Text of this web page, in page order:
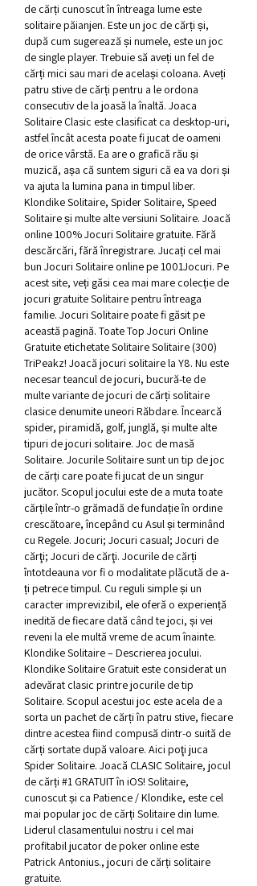
de cărți cunoscut în întreaga lume este
solitaire păianjen. Este un joc de cărți și,
după cum sugerează și numele, este un joc
de single player. Trebuie să aveți un fel de
cărți mici sau mari de același coloana. Aveți
patru stive de cărți pentru a le ordona
consecutiv de la joasă la înaltă. Joaca
Solitaire Clasic este clasificat ca desktop-uri,
astfel încât acesta poate fi jucat de oameni
de orice vârstă. Ea are o grafică rău și
muzică, așa că suntem siguri că ea va dori și
va ajuta la lumina pana in timpul liber.
Klondike Solitaire, Spider Solitaire, Speed
Solitaire și multe alte versiuni Solitaire. Joacă
online 100% Jocuri Solitaire gratuite. Fără
descărcări, fără înregistrare. Jucați cel mai
bun Jocuri Solitaire online pe 1001Jocuri. Pe
acest site, veți găsi cea mai mare colecție de
jocuri gratuite Solitaire pentru întreaga
familie. Jocuri Solitaire poate fi găsit pe
această pagină. Toate Top Jocuri Online
Gratuite etichetate Solitaire Solitaire (300)
TriPeakz! Joacă jocuri solitaire la Y8. Nu este
necesar teancul de jocuri, bucură-te de
multe variante de jocuri de cărți solitaire
clasice denumite uneori Răbdare. Încearcă
spider, piramidă, golf, junglă, și multe alte
tipuri de jocuri solitaire. Joc de masă
Solitaire. Jocurile Solitaire sunt un tip de joc
de cărți care poate fi jucat de un singur
jucător. Scopul jocului este de a muta toate
cărțile într-o grămadă de fundație în ordine
crescătoare, începând cu Asul și terminând
cu Regele. Jocuri; Jocuri casual; Jocuri de
cărţi; Jocuri de cărţi. Jocurile de cărți
întotdeauna vor fi o modalitate plăcută de a-
ți petrece timpul. Cu reguli simple și un
caracter imprevizibil, ele oferă o experiență
inedită de fiecare dată când te joci, și vei
reveni la ele multă vreme de acum înainte.
Klondike Solitaire – Descrierea jocului.
Klondike Solitaire Gratuit este considerat un
adevărat clasic printre jocurile de tip
Solitaire. Scopul acestui joc este acela de a
sorta un pachet de cărți în patru stive, fiecare
dintre acestea fiind compusă dintr-o suită de
cărți sortate după valoare. Aici poţi juca
Spider Solitaire. Joacă CLASIC Solitaire, jocul
de cărți #1 GRATUIT în iOS! Solitaire,
cunoscut și ca Patience / Klondike, este cel
mai popular joc de cărți Solitaire din lume.
Liderul clasamentului nostru i cel mai
profitabil jucator de poker online este
Patrick Antonius., jocuri de cărți solitaire
gratuite.